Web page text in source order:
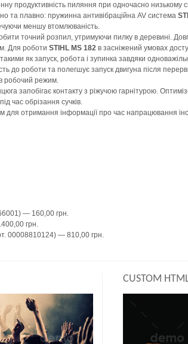
продуктивність пиляння при одночасно низькому
та плавно: пружинна антивібраційна AV система
меншу втомлюваність.
точний розпил, утримуючи пилку в деревині.
Для роботи STIHL MS 182 в засніжений умовах
як запуск, робота і зупинка завдяки
до роботи та полегшує запуск двигуна після
робочий режим.
запобігає контакту з ріжучою гарнітурою.
час обрізання сучків.
для отримання інформації про час напрацювання
— 160,00 грн.
грн.
00008810124) — 810,00 грн.
CUSTOM